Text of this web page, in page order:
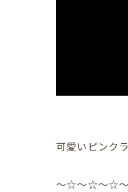
可愛いピンク
〜☆〜☆〜☆